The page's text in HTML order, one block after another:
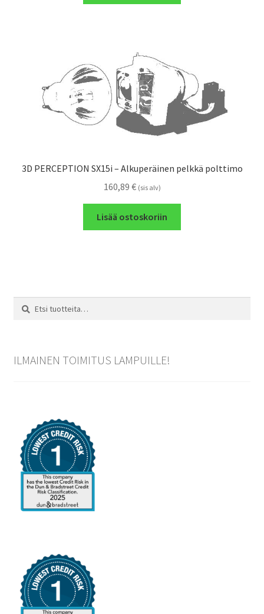
3D PERCEPTION SX15i – Alkuperäinen pelkkä polttimo
160,89 € (sis alv)
Lisää ostoskoriin
Etsi:
Haku
ILMAINEN TOIMITUS LAMPUILLE!